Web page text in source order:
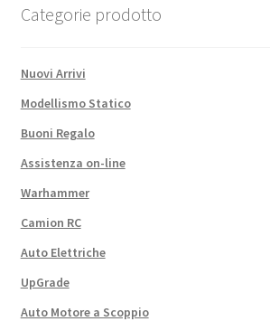
quantità
Categorie prodotto
Nuovi Arrivi
Modellismo Statico
Buoni Regalo
Assistenza on-line
Warhammer
Camion RC
Auto Elettriche
UpGrade
Auto Motore a Scoppio